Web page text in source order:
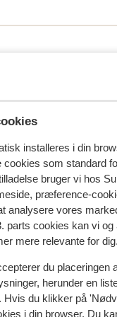
installeres i din
cookies som standard
bruger vi hos
præference-
analysere vores
parts cookies kan vi
mere relevante for dig.
du
herunder en
du klikker på
i din browser. Du
centrum: ca. 200
busstoppested til
mod
skilift ca. 200